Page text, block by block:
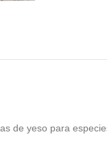
de yeso para